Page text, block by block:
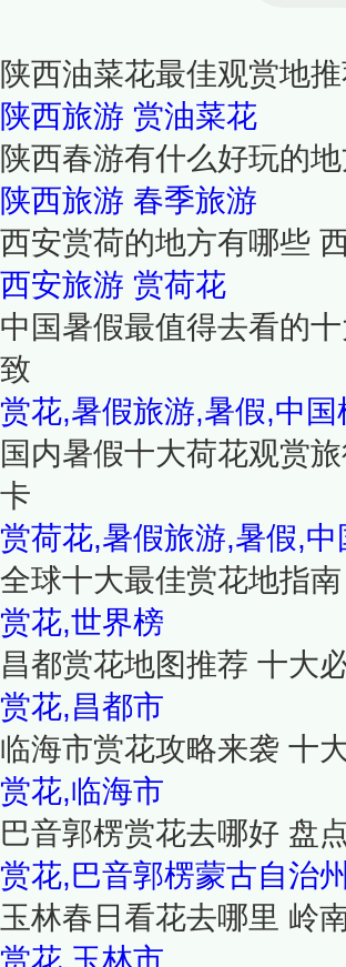
陕西油菜花最佳观赏地
陕西旅游 赏油菜花
陕西春游有什么好玩的
陕西旅游 春季旅游
西安赏荷的地方有哪些
西安旅游 赏荷花
中国暑假最值得去看的
致
赏花,暑假旅游,暑假,中国
国内暑假十大荷花观赏
卡
赏荷花,暑假旅游,暑假,中
全球十大最佳赏花地指
赏花,世界榜
昌都赏花地图推荐 十大
赏花,昌都市
临海市赏花攻略来袭 十
赏花,临海市
巴音郭楞赏花去哪好 盘
赏花,巴音郭楞蒙古自治州
玉林春日看花去哪里 岭
赏花,玉林市